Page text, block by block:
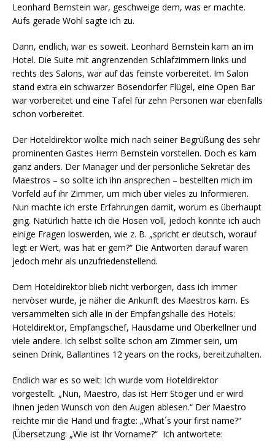
Leonhard Bernstein war, geschweige dem, was er machte.
Aufs gerade Wohl sagte ich zu.
Dann, endlich, war es soweit. Leonhard Bernstein kam an im
Hotel. Die Suite mit angrenzenden Schlafzimmern links und
rechts des Salons, war auf das feinste vorbereitet. Im Salon
stand extra ein schwarzer Bösendorfer Flügel, eine Open Bar
war vorbereitet und eine Tafel für zehn Personen war ebenfalls
schon vorbereitet.
Der Hoteldirektor wollte mich nach seiner Begrüßung des sehr
prominenten Gastes Herrn Bernstein vorstellen. Doch es kam
ganz anders. Der Manager und der persönliche Sekretär des
Maestros – so sollte ich ihn ansprechen – bestellten mich im
Vorfeld auf ihr Zimmer, um mich über vieles zu Informieren.
Nun machte ich erste Erfahrungen damit, worum es überhaupt
ging. Natürlich hatte ich die Hosen voll, jedoch konnte ich auch
einige Fragen loswerden, wie z. B. „spricht er deutsch, worauf
legt er Wert, was hat er gern?“ Die Antworten darauf waren
jedoch mehr als unzufriedenstellend.
Dem Hoteldirektor blieb nicht verborgen, dass ich immer
nervöser wurde, je näher die Ankunft des Maestros kam. Es
versammelten sich alle in der Empfangshalle des Hotels:
Hoteldirektor, Empfangschef, Hausdame und Oberkellner und
viele andere. Ich selbst sollte schon am Zimmer sein, um
seinen Drink, Ballantines 12 years on the rocks, bereitzuhalten.
Endlich war es so weit: Ich wurde vom Hoteldirektor
vorgestellt. „Nun, Maestro, das ist Herr Stöger und er wird
Ihnen jeden Wunsch von den Augen ablesen.“ Der Maestro
reichte mir die Hand und fragte: „What´s your first name?“
(Übersetzung: „Wie ist Ihr Vorname?“ Ich antwortete: